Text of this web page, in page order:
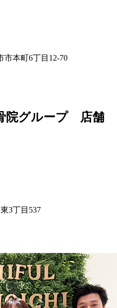
市本町6丁目12-70
院グループ 店舗
3丁目537